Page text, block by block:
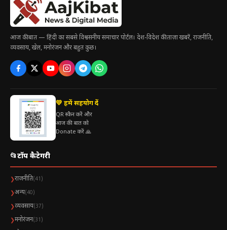
आज की बात — हिंदी का सबसे विश्वसनीय समाचार पोर्टल। देश-विदेश की ताज़ा खबरें, राजनीति,
व्यवसाय, खेल, मनोरंजन और बहुत कुछ।
💛 हमें सहयोग दें
QR स्कैन करें और
आज की बात को
Donate करें 🙏
📂टॉप कैटेगरी
❯राजनीति(41)
❯अन्य(40)
❯व्यवसाय(37)
❯मनोरंजन(31)